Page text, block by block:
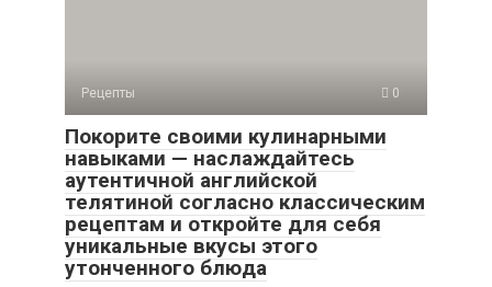
Рецепты 0
Покорите своими кулинарными
навыками — наслаждайтесь
аутентичной английской
телятиной согласно классическим
рецептам и откройте для себя
уникальные вкусы этого
утонченного блюда